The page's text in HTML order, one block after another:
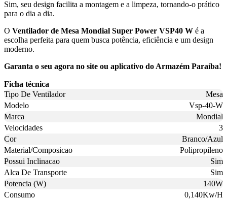
Sim, seu design facilita a montagem e a limpeza, tornando-o prático
para o dia a dia.
O Ventilador de Mesa Mondial Super Power VSP40 W é a
escolha perfeita para quem busca potência, eficiência e um design
moderno.
Garanta o seu agora no site ou aplicativo do Armazém Paraíba!
Ficha técnica
Tipo De Ventilador
Mesa
Modelo
Vsp-40-W
Marca
Mondial
Velocidades
3
Cor
Branco/Azul
Material/Composicao
Polipropileno
Possui Inclinacao
Sim
Alca De Transporte
Sim
Potencia (W)
140W
Consumo
0,140Kw/H